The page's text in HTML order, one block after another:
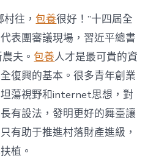
水
甜
心
寶
物
查
包
養
網
_
中
村往，包養很好！”十四屆全
表團審議現場，習近平總書
夫。包養人才是最可貴的資
復興的基本。很多青年創業
蕩視野和internet思想，對
有設法，發明更好的舞臺讓
有助于推進村落財產進級，
植。